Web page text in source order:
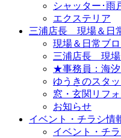
シャッター･雨
エクステリア
三浦店長 現場＆日
現場＆日常ブ
三浦店長 現場
★事務員：海
ゆうきのスタ
窓・玄関リフ
お知らせ
イベント・チラシ情
イベント・チ